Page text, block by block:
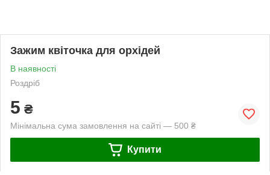
Зажим квіточка для орхідей
В наявності
Роздріб
5 ₴
Мінімальна сума замовлення на сайті — 500 ₴
Купити